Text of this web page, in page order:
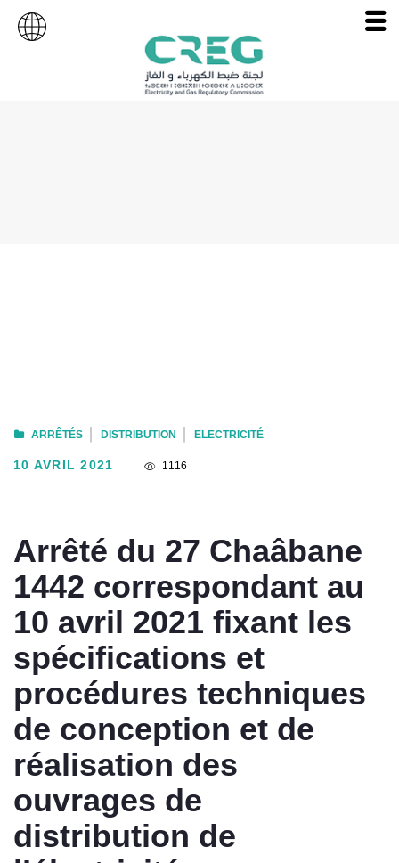
ARRÊTÉS DISTRIBUTION ELECTRICITÉ
10 AVRIL 2021 1116
Arrêté du 27 Chaâbane
1442 correspondant au
10 avril 2021 fixant les
spécifications et
procédures techniques
de conception et de
réalisation des
ouvrages de
distribution de